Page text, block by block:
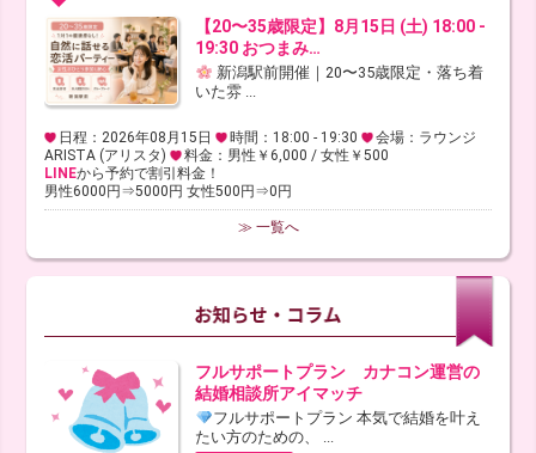
【20〜35歳限定】8月15日 (土) 18:00 -
19:30 おつまみ…
新潟駅前開催｜20〜35歳限定・落ち着
いた雰 ...
日程：2026年08月15日 時間：18:00 - 19:30
会場：ラウンジ
ARISTA (アリスタ)
料金：男性￥6,000 / 女性￥500
LINEから予約で割引料金！
男性6000円⇒5000円 女性500円⇒0円
≫ 一覧へ
フルサポートプラン カナコン運営の
結婚相談所アイマッチ
フルサポートプラン 本気で結婚を叶え
たい方のための、 ...